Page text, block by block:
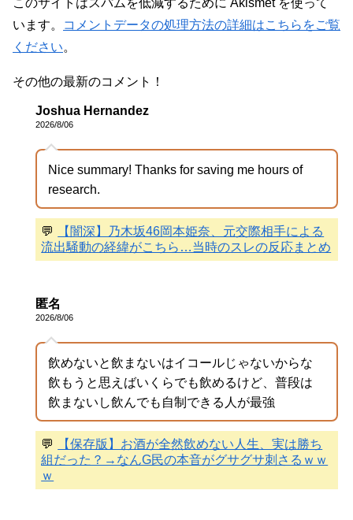
います。
コメントデータの処理方法の詳細はこちらをご覧
ください。
その他の最新のコメント！
Joshua Hernandez
2026/8/06
Nice summary! Thanks for saving me hours of
research.
💬
【闇深】乃木坂46岡本姫奈、元交際相手による
流出騒動の経緯がこちら…当時のスレの反応まとめ
匿名
2026/8/06
飲めないと飲まないはイコールじゃないからな
飲もうと思えばいくらでも飲めるけど、普段は
飲まないし飲んでも自制できる人が最強
💬
【保存版】お酒が全然飲めない人生、実は勝ち
組だった？→なんG民の本音がグサグサ刺さるｗｗ
ｗ